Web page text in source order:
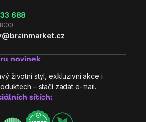
688
novinek
životní styl, exkluzivní akce i
– stačí zadat e-mail.
sítích: